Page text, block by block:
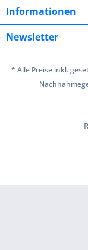
Informationen
Newsletter
* Alle Preise inkl.